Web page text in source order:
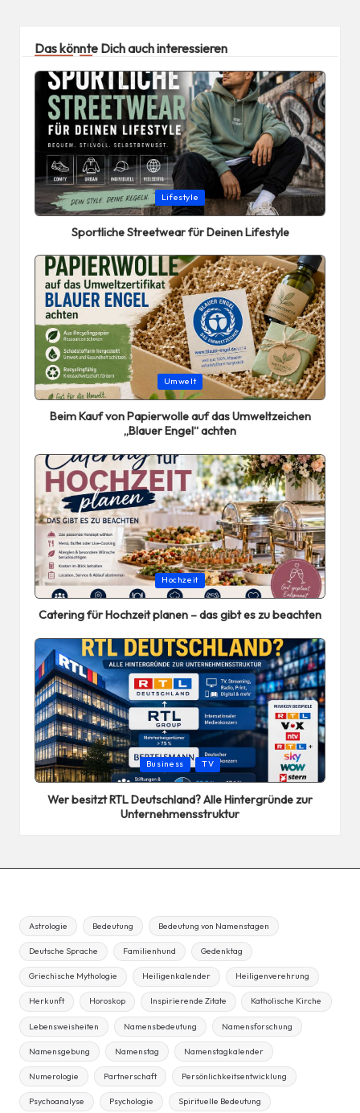
Das könnte Dich auch interessieren
Posted
in
Lifestyle
Sportliche Streetwear für Deinen Lifestyle
Posted
in
Umwelt
Beim Kauf von Papierwolle auf das Umweltzeichen
„Blauer Engel“ achten
Posted
in
Hochzeit
Catering für Hochzeit planen – das gibt es zu beachten
Posted
in
Business TV
Wer besitzt RTL Deutschland? Alle Hintergründe zur
Unternehmensstruktur
Astrologie Bedeutung Bedeutung von Namenstagen
Deutsche Sprache Familienhund Gedenktag
Griechische Mythologie Heiligenkalender Heiligenverehrung
Herkunft Horoskop Inspirierende Zitate Katholische Kirche
Lebensweisheiten Namensbedeutung Namensforschung
Namensgebung Namenstag Namenstagkalender
Numerologie Partnerschaft Persönlichkeitsentwicklung
Psychoanalyse Psychologie Spirituelle Bedeutung